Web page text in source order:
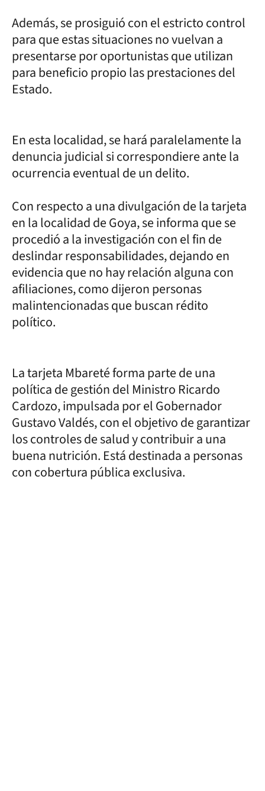
Además, se prosiguió con el estricto control
para que estas situaciones no vuelvan a
presentarse por oportunistas que utilizan
para beneficio propio las prestaciones del
Estado.
En esta localidad, se hará paralelamente la
denuncia judicial si correspondiere ante la
ocurrencia eventual de un delito.
Con respecto a una divulgación de la tarjeta
en la localidad de Goya, se informa que se
procedió a la investigación con el fin de
deslindar responsabilidades, dejando en
evidencia que no hay relación alguna con
afiliaciones, como dijeron personas
malintencionadas que buscan rédito
político.
La tarjeta Mbareté forma parte de una
política de gestión del Ministro Ricardo
Cardozo, impulsada por el Gobernador
Gustavo Valdés, con el objetivo de garantizar
los controles de salud y contribuir a una
buena nutrición. Está destinada a personas
con cobertura pública exclusiva.